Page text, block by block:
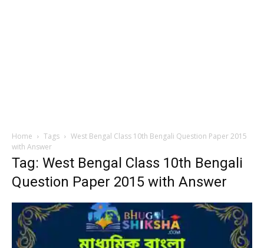
Home Tags
West Bengal Class 10th Bengali Question Paper 2015
with Answer
Tag: West Bengal Class 10th Bengali
Question Paper 2015 with Answer